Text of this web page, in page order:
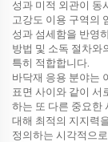
성과 미적 외관이 동
고강도 이용 구역의
성과 섬세함을 반영
방법 및 소독 절차와
특히 적합합니다.
바닥재 응용 분야는
표면 사이와 같이 서
하는 또 다른 중요한
대해 최적의 지지력
정의하는 시각적으